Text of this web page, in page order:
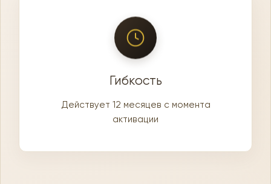
Гибкость
Действует 12 месяцев с момента
активации